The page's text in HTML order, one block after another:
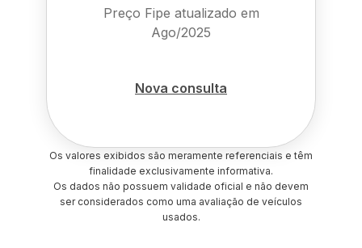
Preço Fipe atualizado em
Ago/2025
Nova consulta
Os valores exibidos são meramente referenciais e têm
finalidade exclusivamente informativa.
Os dados não possuem validade oficial e não devem
ser considerados como uma avaliação de veículos
usados.